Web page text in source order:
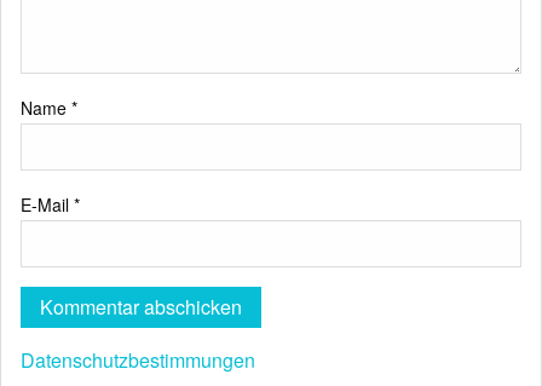
Name *
E-Mail *
Datenschutzbestimmungen